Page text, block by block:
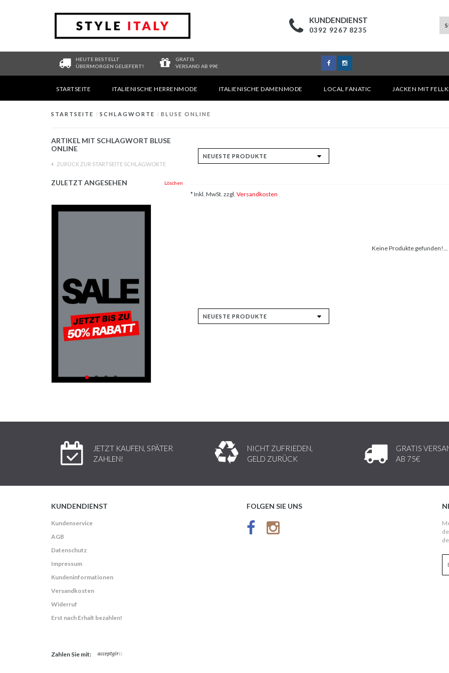
KUNDENDIENST
0392 9267 8235
HEUTE BESTELLT
ÜBERMORGEN GELIEFERT!
GRATIS
VERSAND AB 99€
STARTSEITE ITALIENISCHE HERRENMODE ITALIENISCHE DAMENMODE LOCAL FANATIC JACKEN MIT
STARTSEITE / SCHLAGWORTE / BLUSE ONLINE
ARTIKEL MIT SCHLAGWORT BLUSE
ONLINE
ZURÜCK ZUR STARTSEITE SCHLAGWORTE
ZULETZT ANGESEHEN Löschen
* Inkl. MwSt. zzgl. Versandkosten
Keine Produkte gefunden!...
JETZT KAUFEN, SPÄTER
ZAHLEN!
NICHT ZUFRIEDEN,
GELD ZURÜCK
GRATIS
AB 75€
KUNDENDIENST
Kundenservice
AGB
Datenschutz
Impressum
Kundeninformationen
Versandkosten
Widerruf
Erst nach Erhalt bezahlen!
FOLGEN SIE UNS
Zahlen Sie mit: